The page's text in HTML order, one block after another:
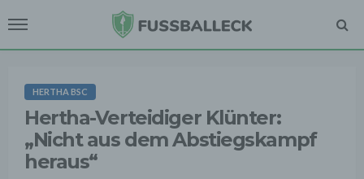
HERTHA BSC
Hertha-Verteidiger Klünter:
„Nicht aus dem Abstiegskampf
heraus“